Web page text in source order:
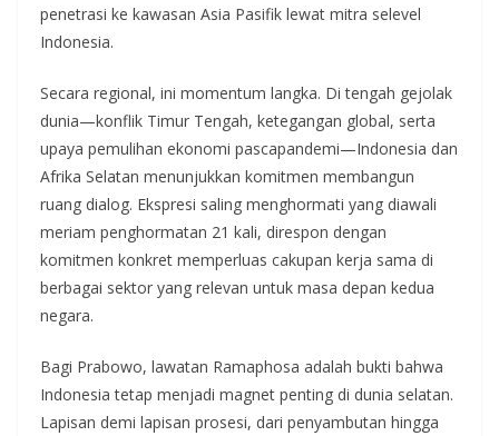
penetrasi ke kawasan Asia Pasifik lewat mitra selevel
Indonesia.
Secara regional, ini momentum langka. Di tengah gejolak
dunia—konflik Timur Tengah, ketegangan global, serta
upaya pemulihan ekonomi pascapandemi—Indonesia dan
Afrika Selatan menunjukkan komitmen membangun
ruang dialog. Ekspresi saling menghormati yang diawali
meriam penghormatan 21 kali, direspon dengan
komitmen konkret memperluas cakupan kerja sama di
berbagai sektor yang relevan untuk masa depan kedua
negara.
Bagi Prabowo, lawatan Ramaphosa adalah bukti bahwa
Indonesia tetap menjadi magnet penting di dunia selatan.
Lapisan demi lapisan prosesi, dari penyambutan hingga